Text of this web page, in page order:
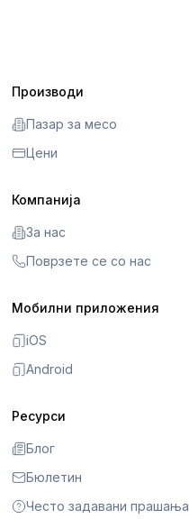
Производи
Пазар за месо
Цени
Компанија
За нас
Поврзете се со нас
Мобилни приложения
iOS
Android
Ресурси
Блог
Бюлетин
Често задавани прашања